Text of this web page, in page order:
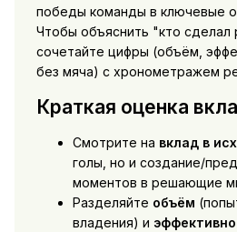
победы команды в ключевые
Чтобы объяснить "кто сделал
сочетайте цифры (объём,
без мяча) с хронометражем
Краткая оценка
Смотрите на вклад в
голы, но и создание/
моментов в решающие
Разделяйте объём
владения) и